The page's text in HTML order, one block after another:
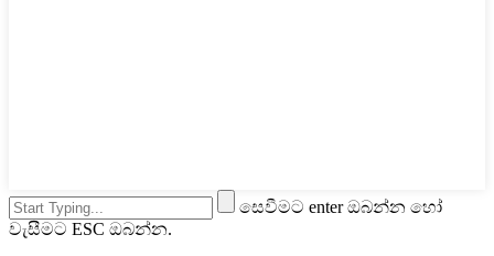
සෙවීමට enter ඔබන්න හෝ
වැසීමට ESC ඔබන්න.